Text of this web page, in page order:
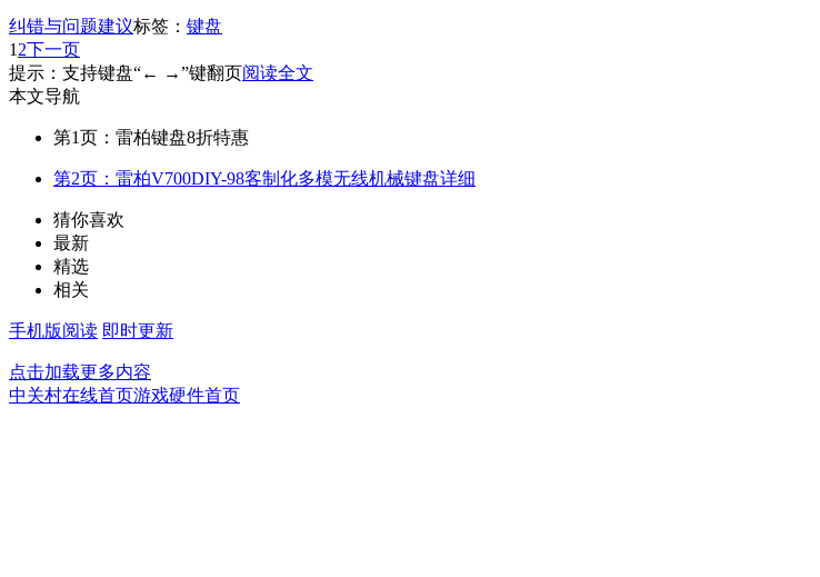
纠错与问题建议标签： 键盘
1 2下一页
提示：支持键盘“← →”键翻页阅读全文
本文导航
第1页：雷柏键盘8折特惠
第2页：雷柏V700DIY-98客制化多模无线机械键盘详细
猜你喜欢
最新
精选
相关
手机版阅读 即时更新
点击加载更多内容
中关村在线首页游戏硬件首页